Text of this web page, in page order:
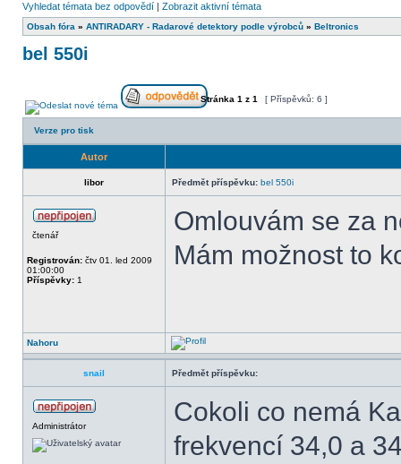
Vyhledat témata bez odpovědí | Zobrazit aktivní témata
Obsah fóra » ANTIRADARY - Radarové detektory podle výrobců » Beltronics
bel 550i
Stránka 1 z 1 [ Příspěvků: 6 ]
Verze pro tisk
Autor
libor Předmět příspěvku: bel 550i
čtenář
Registrován: čtv 01. led 2009
01:00:00
Příspěvky: 1
Omlouvám se za
Mám možnost to
Nahoru
snail Předmět příspěvku:
Administrátor
Cokoli co nemá
frekvencí 34,0 a